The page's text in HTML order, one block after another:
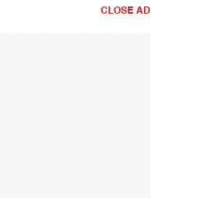
CLOSE AD